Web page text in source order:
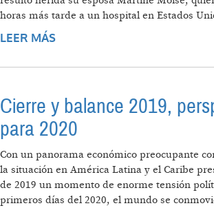
horas más tarde a un hospital en Estados
LEER MÁS
Cierre y balance 2019,
para 2020
Con un panorama económico preocupante
la situación en América Latina y el Caribe
de 2019 un momento de enorme tensión
primeros días del 2020, el mundo se